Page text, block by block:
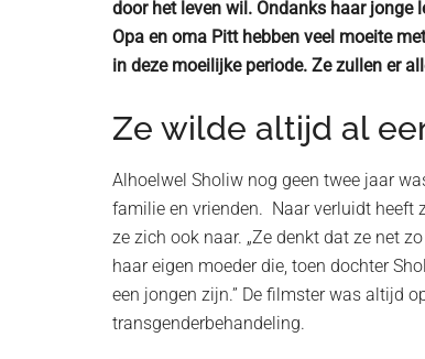
door het leven wil. Ondanks haar
Opa en oma Pitt hebben veel moeite
in deze moeilijke periode. Ze zullen er
Ze wilde altijd al
Alhoelwel Sholiw nog geen twee jaar
familie en vrienden. Naar verluidt heeft
ze zich ook naar. „Ze denkt dat ze net
haar eigen moeder die, toen dochter
een jongen zijn.” De filmster was altijd
transgenderbehandeling.